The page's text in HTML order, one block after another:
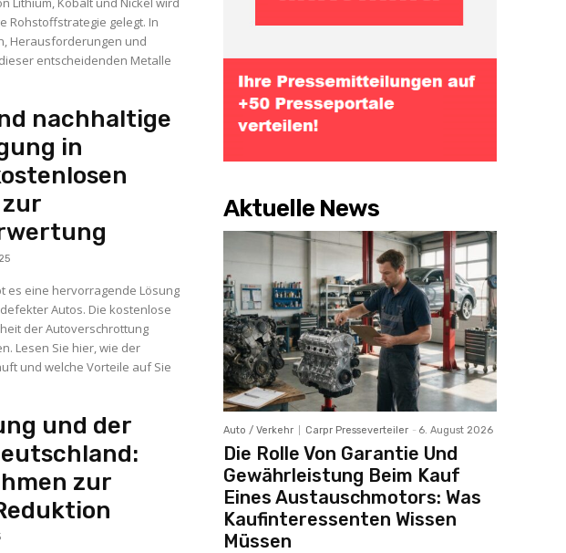
Rohstoffstrategie gelegt. In
Herausforderungen und
entscheidenden Metalle
nachhaltige
in
es eine hervorragende Lösung
Autos. Die kostenlose
der Autoverschrottung
Lesen Sie hier, wie der
und welche Vorteile auf Sie
und der
zur
Aktuelle News
Auto / Verkehr Carpr Presseverteiler - 6. August 2026
Die Rolle Von Garantie Und
Gewährleistung Beim Kauf
Eines Austauschmotors: Was
Kaufinteressenten Wissen
Müssen